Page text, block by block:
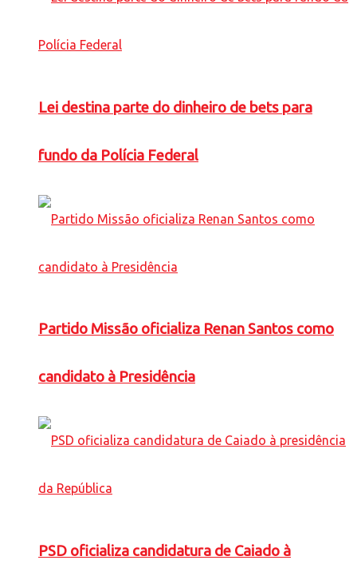
Lei destina parte do dinheiro de bets para
fundo da Polícia Federal
Partido Missão oficializa Renan Santos como
candidato à Presidência
PSD oficializa candidatura de Caiado à